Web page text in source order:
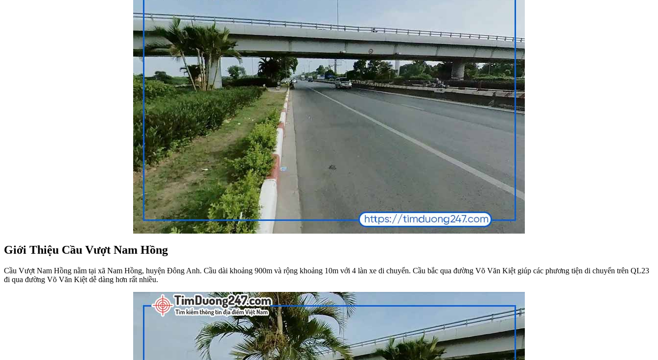
Giới Thiệu Cầu Vượt Nam Hồng
Cầu Vượt Nam Hồng nằm tại xã Nam Hồng, huyện Đông Anh. Cầu dài khoảng 900m và rộng khoảng 10m với 4 làn xe di chuyển. Cầu bắc qua đường Võ Văn Kiệt giúp các phương tiện di chuyển trên QL23
đi qua đường Võ Văn Kiệt dễ dàng hơn rất nhiều.